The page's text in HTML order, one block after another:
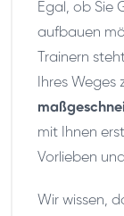
Egal, ob Sie
aufbauen
Trainern
Ihres
mit Ihnen
Vorlieben
Wir wissen,